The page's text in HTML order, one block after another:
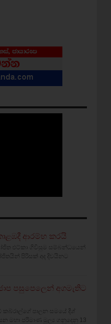
ආරම්භ කරයි
එට්කා ගිවිසුම සම්බන්ධයෙන්
පිරිසක් අද දිවයිනට
පසුපෙලෙන් අගමැතිට
කබ්රාල්ගේ පාලන සමයේ දීශ්‍
මහා පරිමාණ මූල්‍ය ගනුදෙනු 13